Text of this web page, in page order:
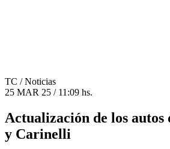
TC / Noticias
25 MAR 25 / 11:09 hs.
Actualización de los autos
y Carinelli